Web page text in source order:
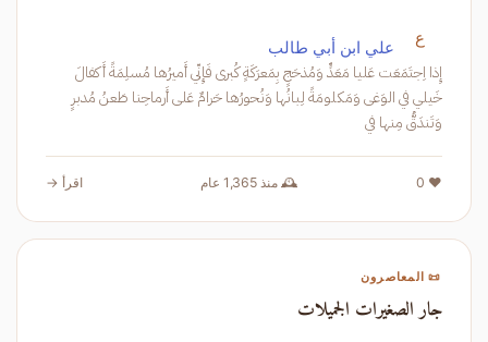
ع علي ابن أبي طالب
إِذا اِجتَمَعَت عَليا مَعَدٍّ وَمُذحَجٍ بِمَعرَكَةٍ كُبرى فَإِنّي أَميرُها مُسلِمَةً أَكفالَ
خَيلي في الوَغى وَمَكلومَةً لِبانُها وَنُحورُها حَرامٌ عَلى أَرماحِنا طَعنُ مُدبرٍ
وَتَندَقُّ مِنها في
❤️ 0 🕰️ منذ 1,365 عام اقرأ →
📜 المعاصرون
جار الصغيرات الجميلات